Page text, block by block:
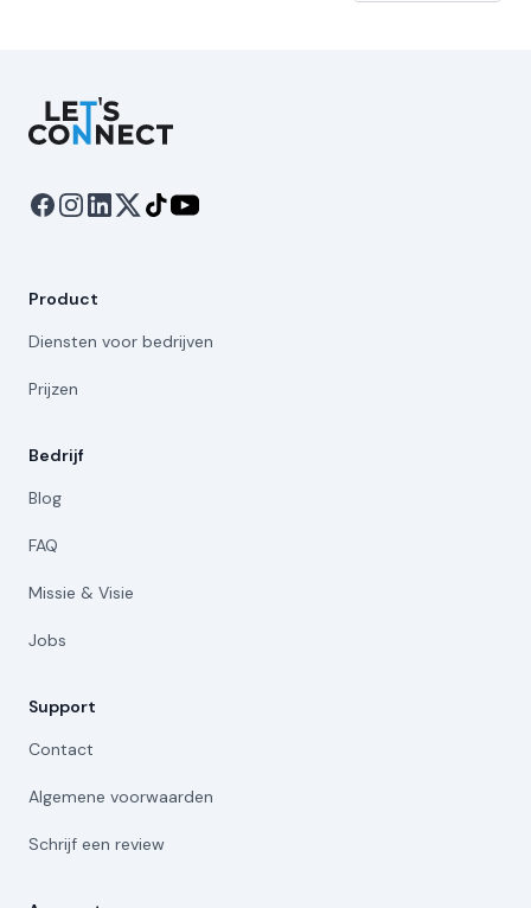
Let's Connect
Product
Diensten voor bedrijven
Prijzen
Bedrijf
Blog
FAQ
Missie & Visie
Jobs
Support
Contact
Algemene voorwaarden
Schrijf een review